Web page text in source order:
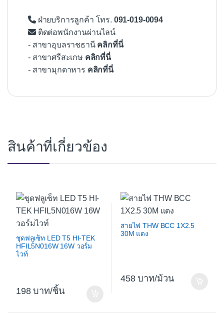
ฝ่ายบริการลูกค้า โทร. 091-019-0094
ติดต่อพนักงานผ่านไลน์
- สาขาอุบลราชธานี คลิกที่นี่
- สาขาศรีสะเกษ คลิกที่นี่
- สาขามุกดาหาร คลิกที่นี่
สินค้าที่เกี่ยวข้อง
ชุดฟลูเซ็ท LED T5 HI-TEK
HFIL5N016W 16W วอร์ม
ไวท์
198 /ชิ้น
สายไฟ THW BCC 1X2.5
30M แดง
458 /ม้วน